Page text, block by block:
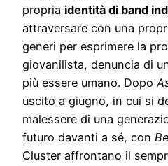
propria identità di band
attraversare con una
generi per esprimere la
giovanilista, denuncia di
più essere umano. Dopo
uscito a giugno, in cui si
malessere di una
futuro davanti a sé, con
Cluster affrontano il